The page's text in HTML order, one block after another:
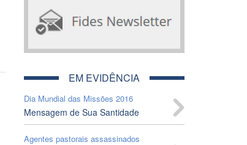
EM EVIDÊNCIA
Dia Mundial das Missões 2016
Mensagem de Sua Santidade
Agentes pastorais assassinados